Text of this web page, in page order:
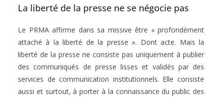
La liberté de la presse ne se négocie pas
Le PRMA affirme dans sa missive être « profondément
attaché à la liberté de la presse ». Dont acte. Mais la
liberté de la presse ne consiste pas uniquement à publier
des communiqués de presse lisses et validés par des
services de communication institutionnels. Elle consiste
aussi et surtout, à porter à la connaissance du public des